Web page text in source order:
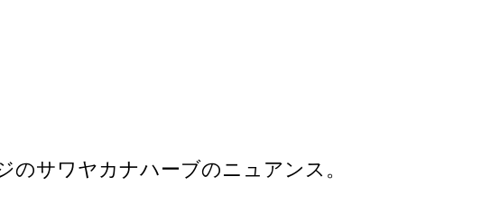
サワヤカナハーブのニュアンス。